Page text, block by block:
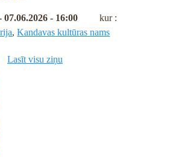
07.06.2026 - 16:00
kur :
,Kandavas kultūras nams
Lasīt visu ziņu